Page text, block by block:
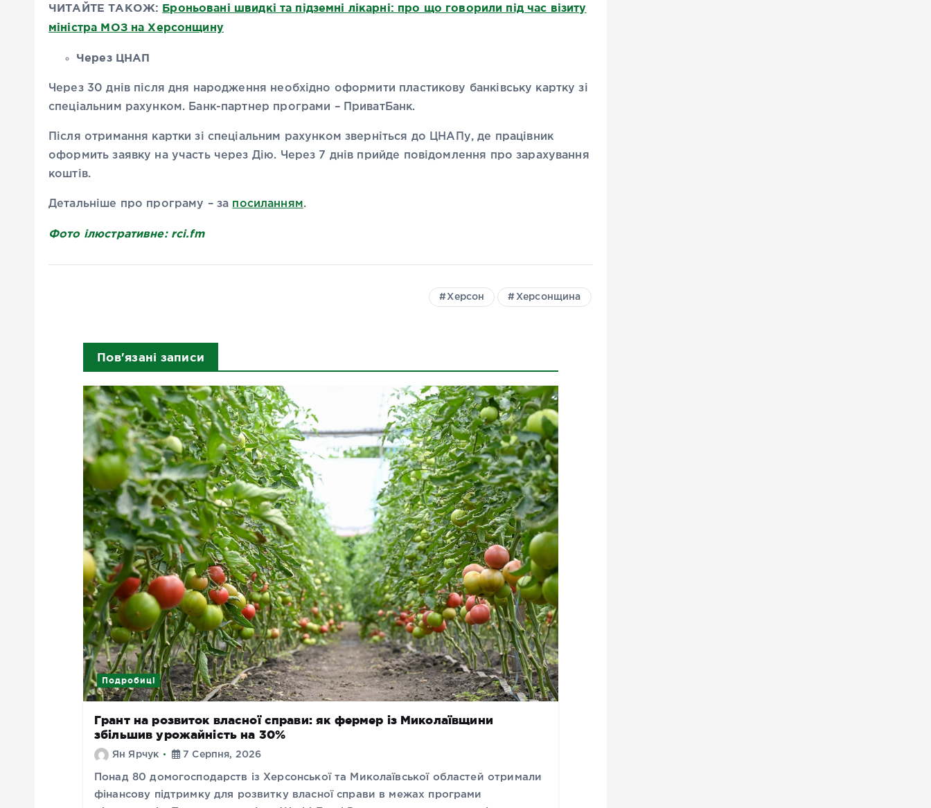
ЧИТАЙТЕ ТАКОЖ: Броньовані швидкі та підземні лікарні: про що говорили під час візиту
міністра МОЗ на Херсонщину
Через ЦНАП
Через 30 днів після дня народження необхідно оформити пластикову банківську картку зі
спеціальним рахунком. Банк-партнер програми – ПриватБанк.
Після отримання картки зі спеціальним рахунком зверніться до ЦНАПу, де працівник
оформить заявку на участь через Дію. Через 7 днів прийде повідомлення про зарахування
коштів.
Детальніше про програму – за посиланням.
Фото ілюстративне: rci.fm
Херсон Херсонщина
Пов'язані записи
Подробиці
Грант на розвиток власної справи: як фермер із Миколаївщини
збільшив урожайність на 30%
Ян Ярчук 7 Серпня, 2026
Понад 80 домогосподарств із Херсонської та Миколаївської областей отримали
фінансову підтримку для розвитку власної справи в межах програми